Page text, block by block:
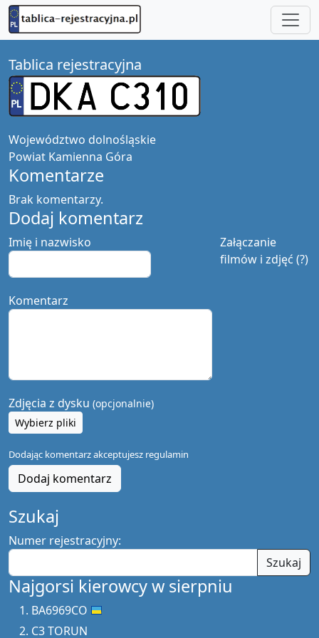
Tablica rejestracyjna
Województwo dolnośląskie
Powiat Kamienna Góra
Komentarze
Brak komentarzy.
Dodaj komentarz
Załączanie
filmów i zdjęć (?)
Imię i nazwisko
Komentarz
Zdjęcia z dysku (opcjonalnie)
Wybierz pliki
Dodając komentarz akceptujesz regulamin
Dodaj komentarz
Szukaj
Numer rejestracyjny:
Szukaj
Najgorsi kierowcy w sierpniu
BA6969CO
C3 TORUN